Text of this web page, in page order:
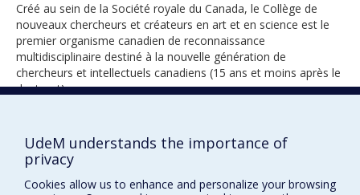
Créé au sein de la Société royale du Canada, le Collège de
nouveaux chercheurs et créateurs en art et en science est le
premier organisme canadien de reconnaissance
multidisciplinaire destiné à la nouvelle génération de
chercheurs et intellectuels canadiens (15 ans et moins après le
doctorat).
UdeM understands the importance of
privacy
Cookies allow us to enhance and personalize your browsing